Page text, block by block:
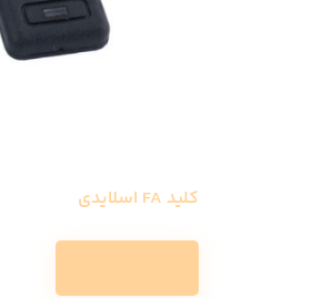
کلید FA اسلایدی